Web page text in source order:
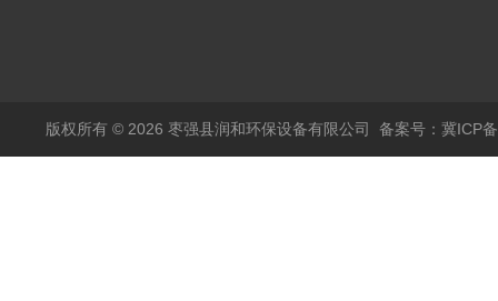
版权所有 © 2026 枣强县润和环保设备有限公司 备案号：冀ICP